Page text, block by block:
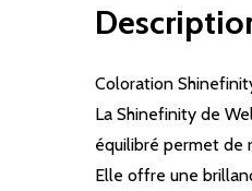
Coloration
La Shinefinity de
équilibré permet de
Elle offre une